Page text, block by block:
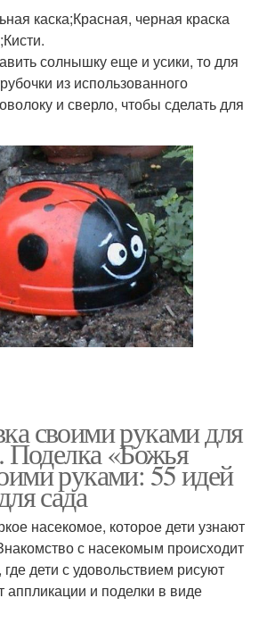
каска;Красная, черная краска
солнышку еще и усики, то для
из использованного
и сверло, чтобы сделать для
своими руками для
Поделка «Божья
руками: 55 идей
сада
насекомое, которое дети узнают
с насекомым происходит
дети с удовольствием рисуют
аппликации и поделки в виде